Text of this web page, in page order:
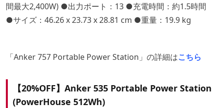
間最大2,400W) ●出力ポート：13 ●充電時間：約1.5時間
●サイズ：46.26 x 23.73 x 28.81 cm ●重量：19.9 kg
「Anker 757 Portable Power Station」の詳細はこちら
【20%OFF】Anker 535 Portable Power Station
(PowerHouse 512Wh)